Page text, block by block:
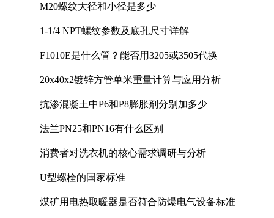
M20螺纹大径和小径是多少
1-1/4 NPT螺纹参数及底孔尺寸详解
F1010E是什么管？能否用3205或3505代换
20x40x2镀锌方管单米重量计算与应用分析
抗渗混凝土中P6和P8膨胀剂分别加多少
法兰PN25和PN16有什么区别
消费者对洗衣机的核心需求调研与分析
U型螺栓的国家标准
煤矿用电热取暖器是否符合防爆电气设备标准